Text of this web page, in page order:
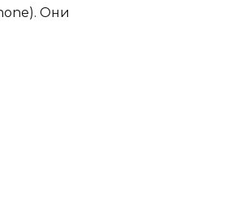
Они